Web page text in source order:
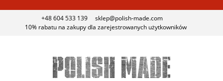
+48 604 533 139
sklep@polish-made.com
10% rabatu na zakupy dla zarejestrowanych użytkowników